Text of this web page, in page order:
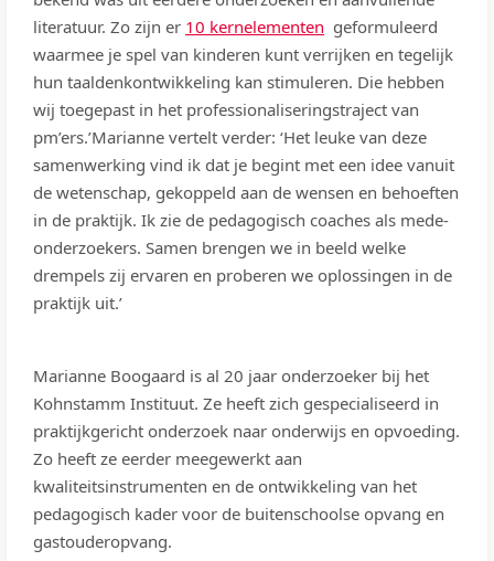
literatuur. Zo zijn er 10 kernelementen geformuleerd
waarmee je spel van kinderen kunt verrijken en tegelijk
hun taaldenkontwikkeling kan stimuleren. Die hebben
wij toegepast in het professionaliseringstraject van
pm’ers.’Marianne vertelt verder: ‘Het leuke van deze
samenwerking vind ik dat je begint met een idee vanuit
de wetenschap, gekoppeld aan de wensen en behoeften
in de praktijk. Ik zie de pedagogisch coaches als mede-
onderzoekers. Samen brengen we in beeld welke
drempels zij ervaren en proberen we oplossingen in de
praktijk uit.’
Marianne Boogaard is al 20 jaar onderzoeker bij het
Kohnstamm Instituut. Ze heeft zich gespecialiseerd in
praktijkgericht onderzoek naar onderwijs en opvoeding.
Zo heeft ze eerder meegewerkt aan
kwaliteitsinstrumenten en de ontwikkeling van het
pedagogisch kader voor de buitenschoolse opvang en
gastouderopvang.